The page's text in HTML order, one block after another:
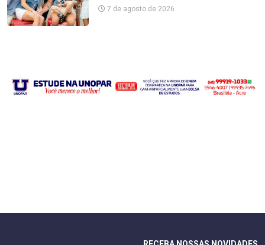
7 de agosto de 2026